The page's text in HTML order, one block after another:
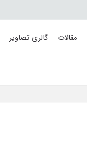
مقالات گالری تصاویر